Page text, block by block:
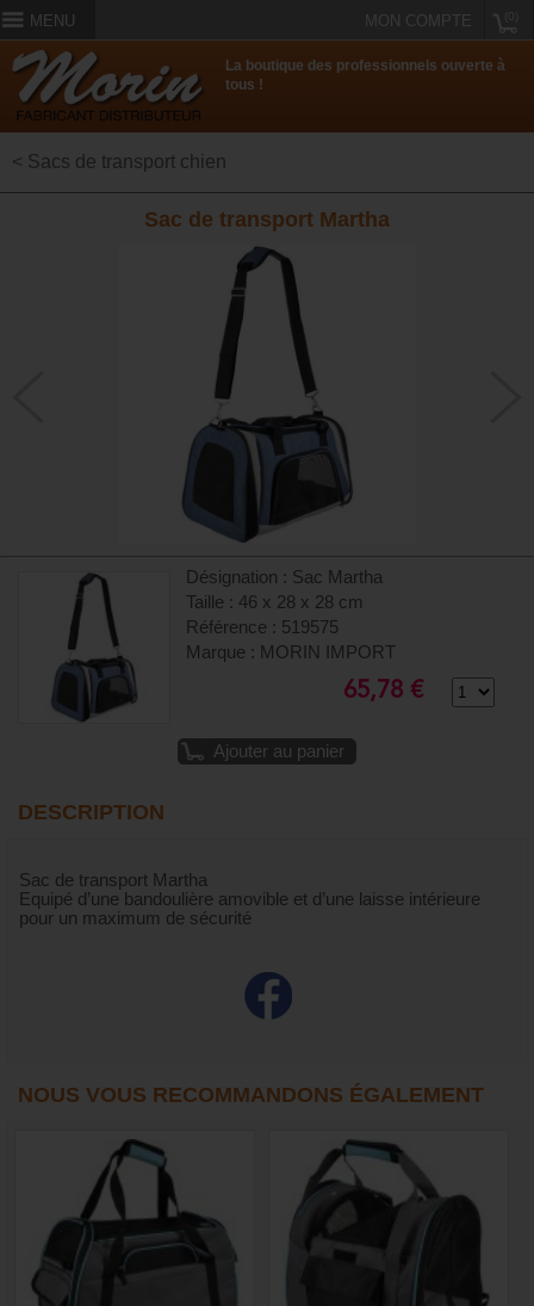
MENU MON COMPTE
La boutique des professionnels ouverte à
tous !
< Sacs de transport chien
Sac de transport Martha
Désignation : Sac Martha
Taille : 46 x 28 x 28 cm
Référence : 519575
Marque : MORIN IMPORT
65,78 €
Ajouter au panier
DESCRIPTION
Sac de transport Martha
Equipé d’une bandoulière amovible et d’une laisse intérieure
pour un maximum de sécurité
NOUS VOUS RECOMMANDONS ÉGALEMENT